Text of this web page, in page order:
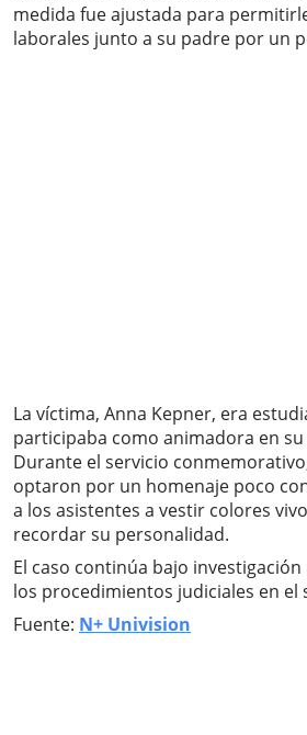
medida fue ajustada para
laborales junto a su padre por un
La víctima, Anna Kepner, era
participaba como animadora en su
Durante el servicio
optaron por un homenaje poco
a los asistentes a vestir colores
recordar su personalidad.
El caso continúa bajo
los procedimientos judiciales en el
Fuente: N+ Univision